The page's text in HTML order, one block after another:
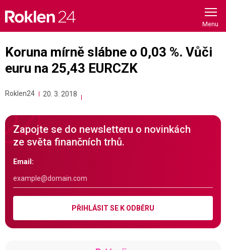
content
Koruna mírně slábne o 0,03 %. Vůči
euru na 25,43 EURCZK
Roklen24 20. 3. 2018
Zapojte se do newsletteru o novinkách
ze světa finančních trhů.
Email:
PŘIHLÁSIT SE K ODBĚRU